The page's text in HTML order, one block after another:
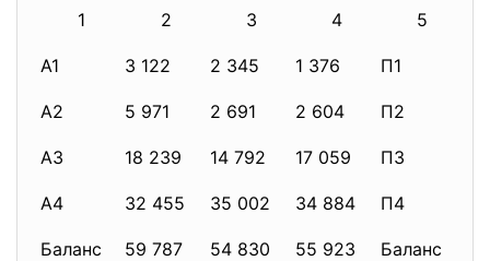
1 2 3 4 5
А1 3 122 2 345 1 376 П1
А2 5 971 2 691 2 604 П2
А3 18 239 14 792 17 059 П3
А4 32 455 35 002 34 884 П4
Баланс 59 787 54 830 55 923 Баланс